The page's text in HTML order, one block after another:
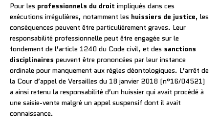
Pour les professionnels du droit impliqués dans ces
exécutions irrégulières, notamment les huissiers de justice, les
conséquences peuvent être particulièrement graves. Leur
responsabilité professionnelle peut être engagée sur le
fondement de l’article 1240 du Code civil, et des sanctions
disciplinaires peuvent être prononcées par leur instance
ordinale pour manquement aux règles déontologiques. L’arrêt de
la Cour d’appel de Versailles du 18 janvier 2018 (n°16/04521)
a ainsi retenu la responsabilité d’un huissier qui avait procédé à
une saisie-vente malgré un appel suspensif dont il avait
connaissance.